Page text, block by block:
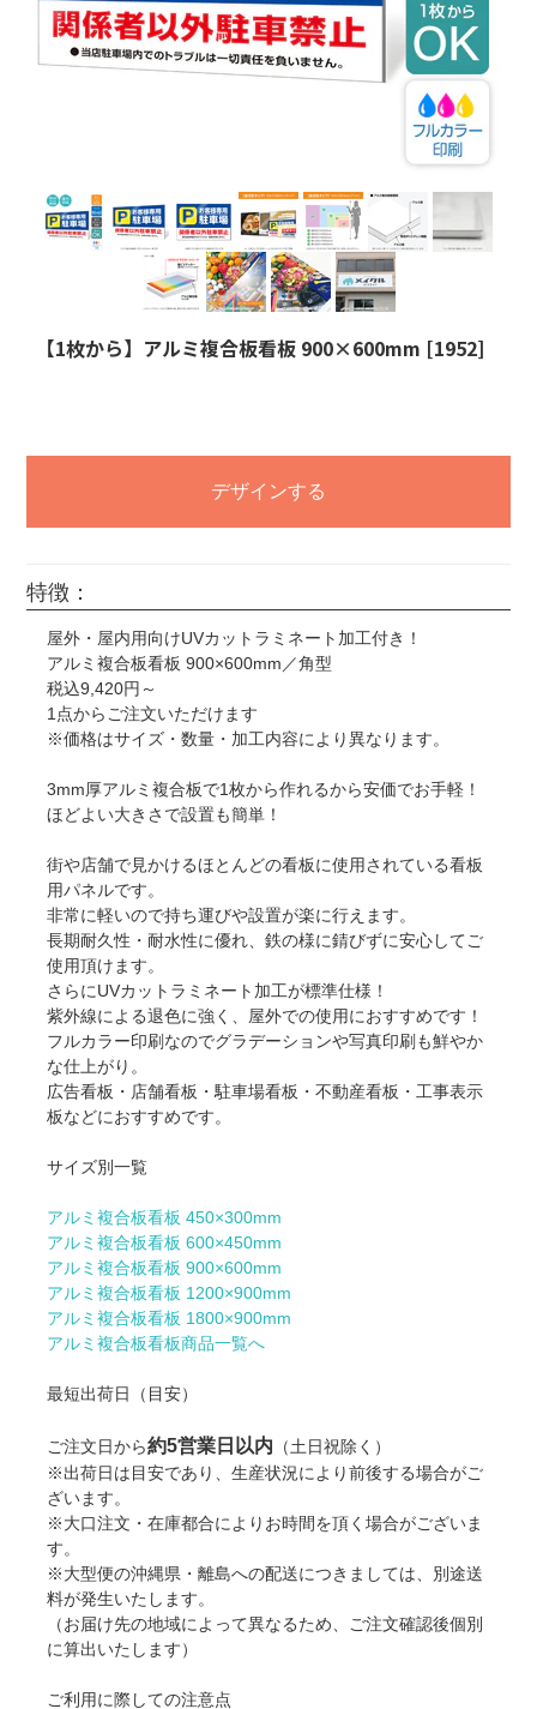
【1枚から】アルミ複合板看板 900×600mm [1952]
デザインする
特徴：
屋外・屋内用向けUVカットラミネート加工付き！
アルミ複合板看板 900×600mm／角型
税込9,420円～
1点からご注文いただけます
※価格はサイズ・数量・加工内容により異なります。
3mm厚アルミ複合板で1枚から作れるから安価でお手軽！
ほどよい大きさで設置も簡単！
街や店舗で見かけるほとんどの看板に使用されている看板
用パネルです。
非常に軽いので持ち運びや設置が楽に行えます。
長期耐久性・耐水性に優れ、鉄の様に錆びずに安心してご
使用頂けます。
さらにUVカットラミネート加工が標準仕様！
紫外線による退色に強く、屋外での使用におすすめです！
フルカラー印刷なのでグラデーションや写真印刷も鮮やか
な仕上がり。
広告看板・店舗看板・駐車場看板・不動産看板・工事表示
板などにおすすめです。
サイズ別一覧
アルミ複合板看板 450×300mm
アルミ複合板看板 600×450mm
アルミ複合板看板 900×600mm
アルミ複合板看板 1200×900mm
アルミ複合板看板 1800×900mm
アルミ複合板看板商品一覧へ
最短出荷日（目安）
ご注文日から約5営業日以内 （土日祝除く）
※出荷日は目安であり、生産状況により前後する場合がご
ざいます。
※大口注文・在庫都合によりお時間を頂く場合がございま
す。
※大型便の沖縄県・離島への配送につきましては、別途送
料が発生いたします。
（お届け先の地域によって異なるため、ご注文確認後個別
に算出いたします）
ご利用に際しての注意点